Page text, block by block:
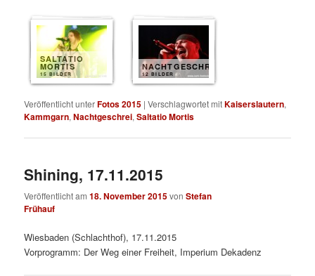
SALTATIO
MORTIS
15 BILDER
NACHTGESCHREI
12 BILDER
Veröffentlicht unterFotos 2015 |Verschlagwortet mitKaiserslautern,
Kammgarn,Nachtgeschrei,Saltatio Mortis
Shining, 17.11.2015
Veröffentlicht am18. November 2015vonStefan
Frühauf
Wiesbaden (Schlachthof), 17.11.2015
Vorprogramm: Der Weg einer Freiheit, Imperium Dekadenz